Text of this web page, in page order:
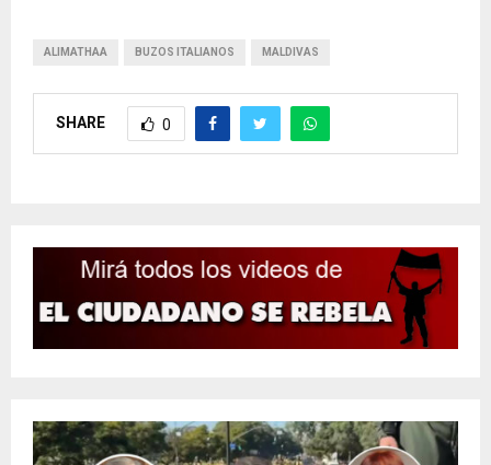
ALIMATHAA BUZOS ITALIANOS MALDIVAS
SHARE 0